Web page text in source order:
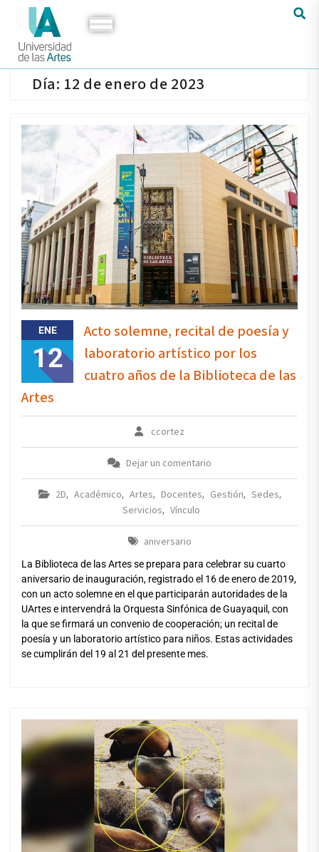
Día: 12 de enero de 2023
ENE
12
Acto solemne, recital de poesía y
laboratorio artístico por los
cuatro años de la Biblioteca de las
Artes
ccortez
Dejar un comentario
2D, Académico, Artes, Docentes, Gestión, Sedes,
Servicios, Vínculo
aniversario
La Biblioteca de las Artes se prepara para celebrar su cuarto
aniversario de inauguración, registrado el 16 de enero de 2019,
con un acto solemne en el que participarán autoridades de la
UArtes e intervendrá la Orquesta Sinfónica de Guayaquil, con
la que se firmará un convenio de cooperación; un recital de
poesía y un laboratorio artístico para niños. Estas actividades
se cumplirán del 19 al 21 del presente mes.